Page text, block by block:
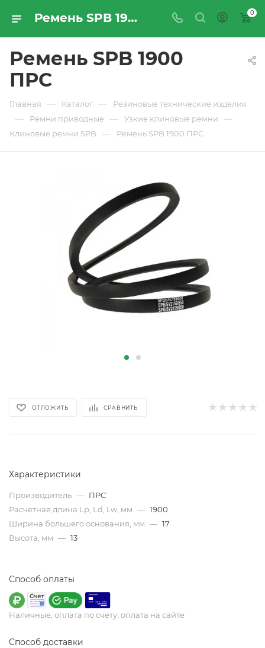
Ремень SPB 1900 ПРС - купить по цене производителя с доставкой по Москве и России | ПРОМРЕСУРССЕРВИС 0
Ремень SPB 1900
ПРС
Главная — Каталог — Резиновые технические изделия
— Ремни приводные — Узкие клиновые ремни —
Клиновые ремни SPB — Ремень SPB 1900 ПРС
ОТЛОЖИТЬ СРАВНИТЬ
Характеристики
Производитель — ПРС
Расчётная длина Lp, Ld, Lw, мм — 1900
Ширина большего основания, мм — 17
Высота, мм — 13
Способ оплаты
Наличные, оплата по счету, оплата на сайте
Способ доставки